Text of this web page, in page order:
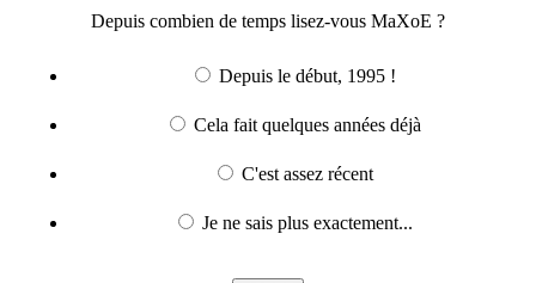
Depuis combien de temps lisez-vous MaXoE ?
Depuis le début, 1995 !
Cela fait quelques années déjà
C'est assez récent
Je ne sais plus exactement...